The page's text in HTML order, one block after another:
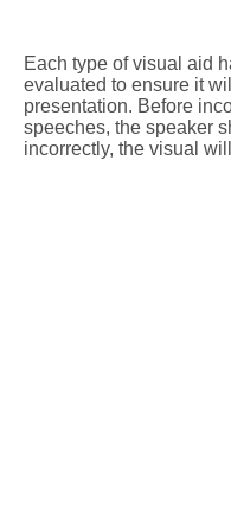
Each type of visual aid
evaluated to ensure it
presentation. Before
speeches, the speaker
incorrectly, the visual